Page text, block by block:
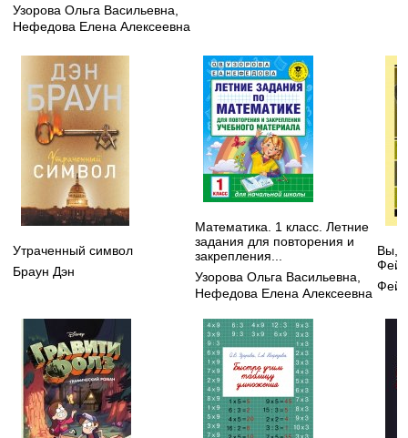
Узорова Ольга Васильевна
Нефедова Елена Алексеевна
Утраченный символ
Браун Дэн
Математика. 1 класс. Летние
задания для повторения и
закрепления...
Узорова Ольга Васильевна
Нефедова Елена Алексеевна
Вы,